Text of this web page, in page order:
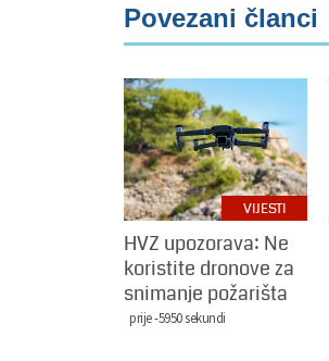
Povezani članci
VIJESTI
HVZ upozorava: Ne
koristite dronove za
snimanje požarišta
prije -5950 sekundi